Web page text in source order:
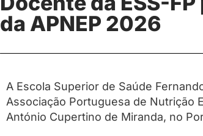
da APNEP 2026
A Escola Superior de Saúde
Associação Portuguesa de Nutrição
António Cupertino de Miranda, no